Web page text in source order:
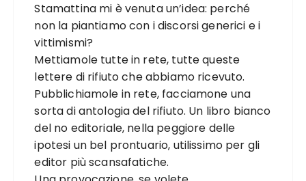
Stamattina mi è venuta un’idea: perché
non la piantiamo con i discorsi generici e i
vittimismi?
Mettiamole tutte in rete, tutte queste
lettere di rifiuto che abbiamo ricevuto.
Pubblichiamole in rete, facciamone una
sorta di antologia del rifiuto. Un libro bianco
del no editoriale, nella peggiore delle
ipotesi un bel prontuario, utilissimo per gli
editor più scansafatiche.